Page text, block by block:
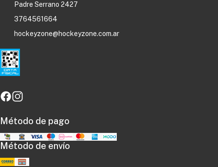
Padre Serrano 2427
3764561664
hockeyzone@hockeyzone.com.ar
Método de pago
Método de envío